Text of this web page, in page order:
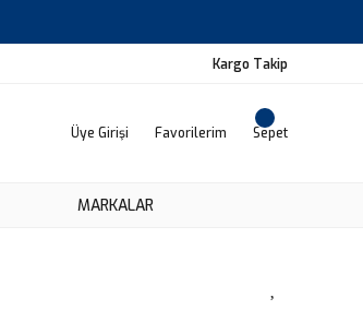
Kargo Takip
Üye Girişi Favorilerim Sepet
MARKALAR